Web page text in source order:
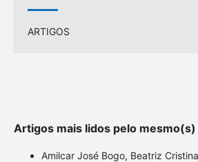
ARTIGOS
Artigos mais lidos pelo
Amilcar José Bogo, Beatriz